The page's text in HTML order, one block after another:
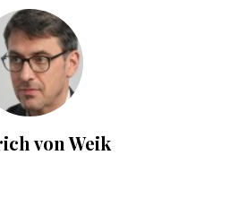
von Weik